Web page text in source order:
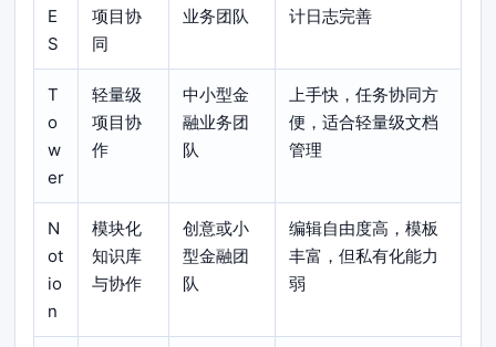
E
S
项目协
同
业务团队
计日志完善
T
o
w
er
轻量级
项目协
作
中小型金
融业务团
队
上手快，任务协同方
便，适合轻量级文档
管理
N
ot
io
n
模块化
知识库
与协作
创意或小
型金融团
队
编辑自由度高，模板
丰富，但私有化能力
弱